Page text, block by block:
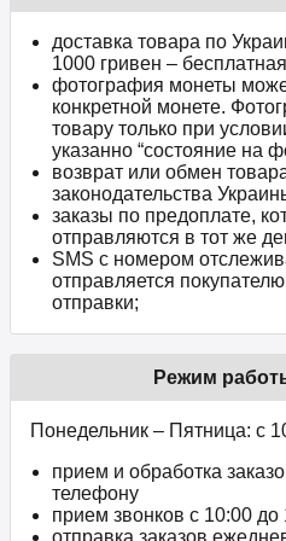
доставка товара по
1000 гривен –
фотография монеты
конкретной монете.
товару только при
указанно “состояние на
возврат или обмен
законодательства
заказы по предоплате,
отправляются в тот же
SMS с номером
отправляется
отправки;
Режим
Понедельник – Пятница: с
прием и обработка
телефону
прием звонков c 10:00 до
отправка заказов